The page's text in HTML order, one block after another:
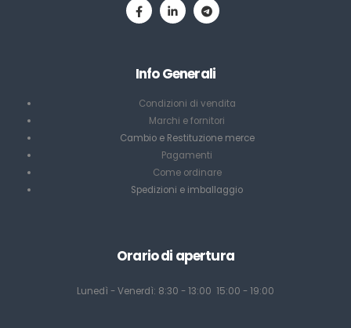
Info Generali
Condizioni di vendita
Marchi e fornitori
Cambio e Restituzione merce
Pagamenti
Come ordinare
Spedizioni e imballaggio
Orario di apertura
Lunedì - Venerdì: 8:30 - 13:00 15:00 - 19:00